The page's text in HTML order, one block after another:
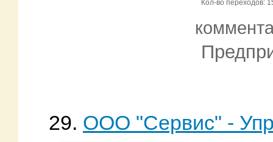
Кол-во переходов:
29. ООО "Сервис" -